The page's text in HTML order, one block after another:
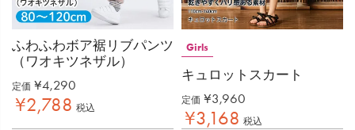
ふわふわボア裾リブパンツ
（ワオキツネザル）
定価 ¥4,290
¥2,788 税込
Girls
キュロットスカート
定価 ¥3,960
¥3,168 税込